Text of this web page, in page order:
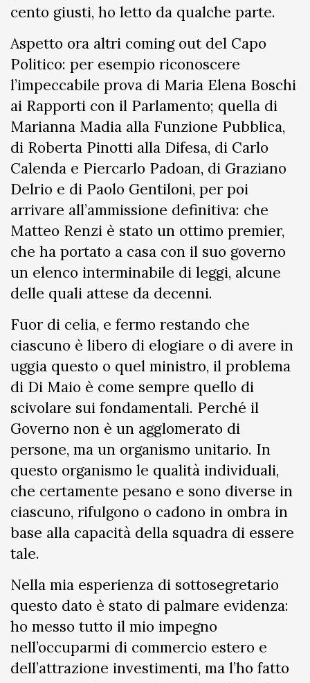
cento giusti, ho letto da qualche parte.
Aspetto ora altri coming out del Capo
Politico: per esempio riconoscere
l’impeccabile prova di Maria Elena Boschi
ai Rapporti con il Parlamento; quella di
Marianna Madia alla Funzione Pubblica,
di Roberta Pinotti alla Difesa, di Carlo
Calenda e Piercarlo Padoan, di Graziano
Delrio e di Paolo Gentiloni, per poi
arrivare all’ammissione definitiva: che
Matteo Renzi è stato un ottimo premier,
che ha portato a casa con il suo governo
un elenco interminabile di leggi, alcune
delle quali attese da decenni.
Fuor di celia, e fermo restando che
ciascuno è libero di elogiare o di avere in
uggia questo o quel ministro, il problema
di Di Maio è come sempre quello di
scivolare sui fondamentali. Perché il
Governo non è un agglomerato di
persone, ma un organismo unitario. In
questo organismo le qualità individuali,
che certamente pesano e sono diverse in
ciascuno, rifulgono o cadono in ombra in
base alla capacità della squadra di essere
tale.
Nella mia esperienza di sottosegretario
questo dato è stato di palmare evidenza:
ho messo tutto il mio impegno
nell’occuparmi di commercio estero e
dell’attrazione investimenti, ma l’ho fatto